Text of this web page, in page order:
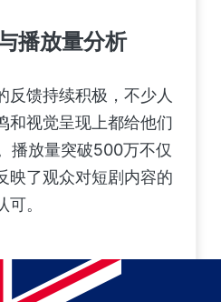
播放量分析
反馈持续积极，不少人
和视觉呈现上都给他们
播放量突破500万不仅
映了观众对短剧内容的
可。